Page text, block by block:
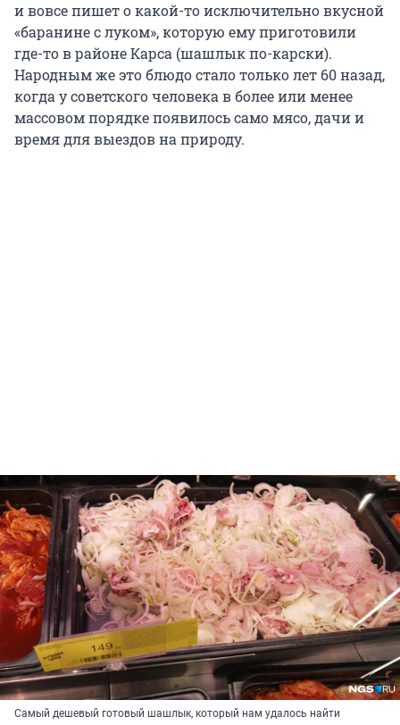
и вовсе пишет о какой-то исключительно вкусной
«баранине с луком», которую ему приготовили
где-то в районе Карса (шашлык по-карски).
Народным же это блюдо стало только лет 60 назад,
когда у советского человека в более или менее
массовом порядке появилось само мясо, дачи и
время для выездов на природу.
Самый дешевый готовый шашлык, который нам удалось найти